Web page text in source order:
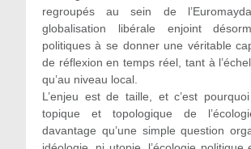
regroupés au sein de
globalisation libérale enjoint
politiques à se donner une véritable
de réflexion en temps réel, tant à
qu’au niveau local.
L’enjeu est de taille, et c’est
topique et topologique de
davantage qu’une simple question